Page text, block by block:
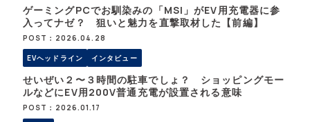
ゲーミングPCでお馴染みの「MSI」がEV用充電器に参
入ってナゼ？ 狙いと魅力を直撃取材した【前編】
POST：2026.04.28
EVヘッドライン インタビュー
せいぜい２〜３時間の駐車でしょ？ ショッピングモー
ルなどにEV用200V普通充電が設置される意味
POST：2026.01.17